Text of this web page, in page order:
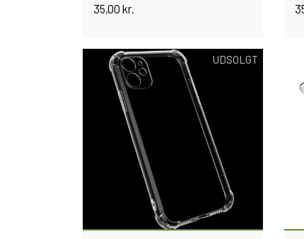
35,00 kr.
UDSOLGT